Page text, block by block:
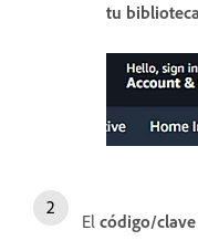
tu
El código/